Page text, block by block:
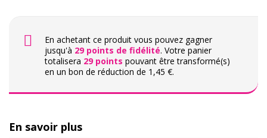
En achetant ce produit vous pouvez gagner
jusqu'à 29 points de fidélité. Votre panier
totalisera 29 points pouvant être transformé(s)
en un bon de réduction de 1,45 €.
En savoir plus